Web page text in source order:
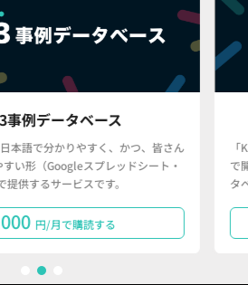
事例データベース
本語で分かりやすく、かつ、皆さん
い形（Googleスプレッドシート・
供するサービスです。
円/月で購読する
で
タ